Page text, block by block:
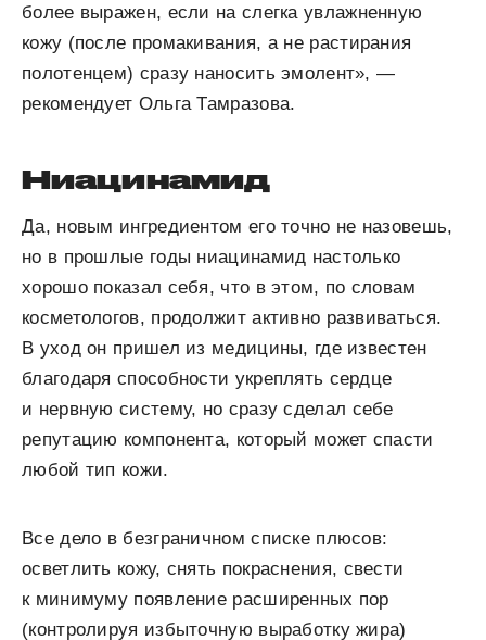
более выражен, если на слегка увлажненную
кожу (после промакивания, а не растирания
полотенцем) сразу наносить эмолент», —
рекомендует Ольга Тамразова.
Ниацинамид
Да, новым ингредиентом его точно не назовешь,
но в прошлые годы ниацинамид настолько
хорошо показал себя, что в этом, по словам
косметологов, продолжит активно развиваться.
В уход он пришел из медицины, где известен
благодаря способности укреплять сердце
и нервную систему, но сразу сделал себе
репутацию компонента, который может спасти
любой тип кожи.
Все дело в безграничном списке плюсов:
осветлить кожу, снять покраснения, свести
к минимуму появление расширенных пор
(контролируя избыточную выработку жира)